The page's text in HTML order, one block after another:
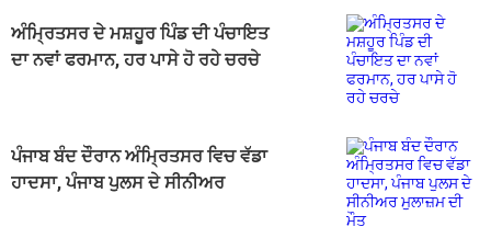
ਅੰਮ੍ਰਿਤਸਰ ਦੇ ਮਸ਼ਹੂਰ ਪਿੰਡ ਦੀ ਪੰਚਾਇਤ
ਦਾ ਨਵਾਂ ਫਰਮਾਨ, ਹਰ ਪਾਸੇ ਹੋ ਰਹੇ ਚਰਚੇ
ਪੰਜਾਬ ਬੰਦ ਦੌਰਾਨ ਅੰਮ੍ਰਿਤਸਰ ਵਿਚ ਵੱਡਾ
ਹਾਦਸਾ, ਪੰਜਾਬ ਪੁਲਸ ਦੇ ਸੀਨੀਅਰ